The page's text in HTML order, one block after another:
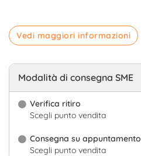
Vedi maggiori informazioni
Modalità di consegna SME
Verifica ritiro
Scegli punto vendita
Consegna su
Scegli punto vendita